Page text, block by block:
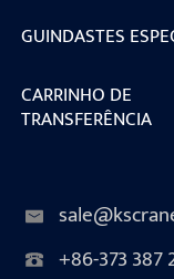
GUINDASTES
CARRINHO DE
TRANSFERÊNCIA
+86-373 387